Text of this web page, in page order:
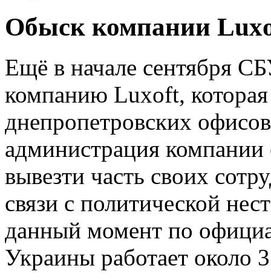
Обыск компании
Ещё в начале сентября
компанию Luxoft,
днепропетровских
администрация
вывезти часть своих
связи с политической
данный момент по
Украины работает около